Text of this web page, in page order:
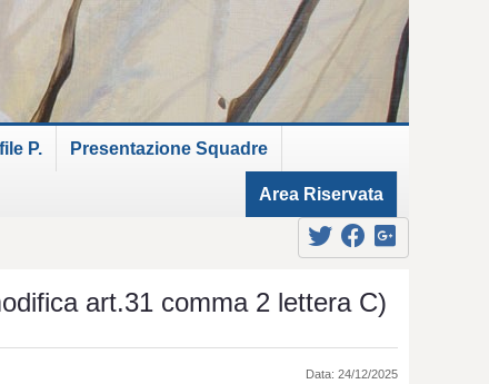
P. Presentazione Squadre
Area Riservata
art.31 comma 2 lettera C)
Data: 24/12/2025